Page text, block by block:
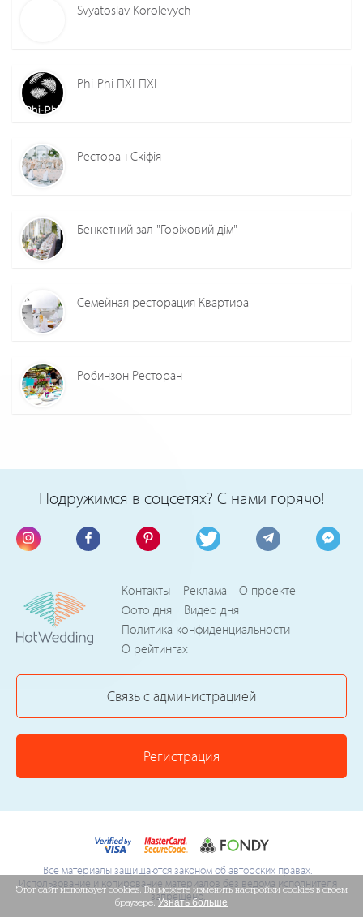
Svyatoslav Korolevych
Phi-Phi ПХІ-ПХІ
Ресторан Скіфія
Бенкетний зал "Горіховий дім"
Семейная ресторация Квартира
Робинзон Ресторан
Подружимся в соцсетях? С нами горячо!
Контакты Реклама
О проекте
Фото дня
Видео дня
Политика конфиденциальности
О рейтингах
Связь с администрацией
Регистрация
Все материалы защищаются законом об авторских правах.
Использование и копирование материалов без ведома исполнителя
запрещено.
Этот сайт использует cookies. Вы можете изменить настройки cookies в своем
браузере.Узнать больше